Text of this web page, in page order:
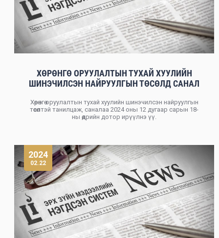
ХӨРӨНГӨ ОРУУЛАЛТЫН ТУХАЙ ХУУЛИЙН
ШИНЭЧИЛСЭН НАЙРУУЛГЫН ТӨСӨЛД САНАЛ
Хөрөнгө оруулалтын тухай хуулийн шинэчилсэн найруулгын
төсөлтэй танилцаж, саналаа 2024 оны 12 дугаар сарын 18-
ны өдрийн дотор ирүүлнэ үү.
2024
02.22